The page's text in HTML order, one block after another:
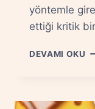
yöntemle
ettiği kritik
DEVAMI OKU